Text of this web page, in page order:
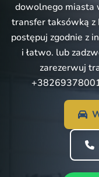
dowolnego miasta
transfer taksówką
postępuj zgodnie z
i łatwo. lub
zarezerwuj